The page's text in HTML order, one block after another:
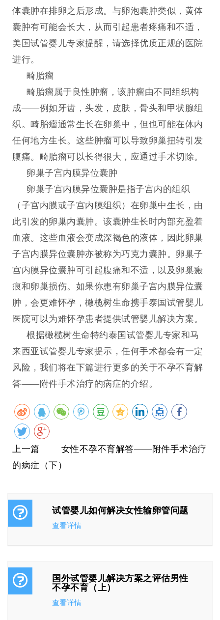
体囊肿在排卵之后形成。与卵泡囊肿类似，黄体
囊肿有可能会长大，从而引起患者疼痛和不适，
美国试管婴儿专家提醒，请选择优质正规的医院
进行。
畸胎瘤
畸胎瘤属于良性肿瘤，该肿瘤由不同组织构
成——例如牙齿，头发，皮肤，骨头和甲状腺组
织。畸胎瘤通常生长在卵巢中，但也可能在体内
任何地方生长。这些肿瘤可以导致卵巢扭转引发
腹痛。畸胎瘤可以长得很大，应通过手术切除。
卵巢子宫内膜异位囊肿
卵巢子宫内膜异位囊肿是指子宫内的组织
（子宫内膜或子宫内膜组织）在卵巢中生长，由
此引发的卵巢内囊肿。该囊肿生长时内部充盈着
血液。这些血液会变成深褐色的液体，因此卵巢
子宫内膜异位囊肿亦被称为巧克力囊肿。卵巢子
宫内膜异位囊肿可引起腹痛和不适，以及卵巢瘢
痕和卵巢损伤。如果你患有卵巢子宫内膜异位囊
肿，会更难怀孕，橄榄树生命携手泰国试管婴儿
医院可以为难怀孕患者提供试管婴儿解决方案。
根据橄榄树生命特约泰国试管婴儿专家和马
来西亚试管婴儿专家提示，任何手术都会有一定
风险，我们将在下篇进行更多的关于不孕不育解
答——附件手术治疗的病症的介绍。
上一篇 女性不孕不育解答——附件手术治疗
的病症（下）
试管婴儿如何解决女性输卵管问题
查看详情
国外试管婴儿解决方案之评估男性
不孕不育（上）
查看详情